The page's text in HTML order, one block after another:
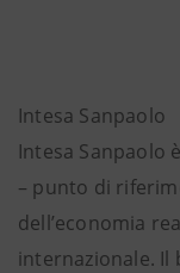
Intesa Sanpaolo
Intesa Sanpaolo
– punto di
dell’economia
internazionale. Il